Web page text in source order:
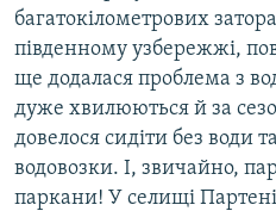
багатокілометрових
південному узбережжі,
ще додалася проблема з
дуже хвилюються й за
довелося сидіти без води
водовозки. І, звичайно,
паркани! У селищі